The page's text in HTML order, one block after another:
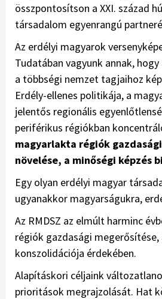
összpontosítson a XXI. század
társadalom egyenrangú
Az erdélyi magyarok
Tudatában vagyunk annak,
a többségi nemzet tagjaihoz
Erdély-ellenes politikája, a
jelentős regionális
periférikus régiókban
magyarlakta régiók
növelése, a minőségi képzés
Egy olyan erdélyi magyar
ugyanakkor magyarságukra,
Az RMDSZ az elmúlt harminc
régiók gazdasági
konszolidációja érdekében.
Alapításkori céljaink
prioritások megrajzolását. Hat